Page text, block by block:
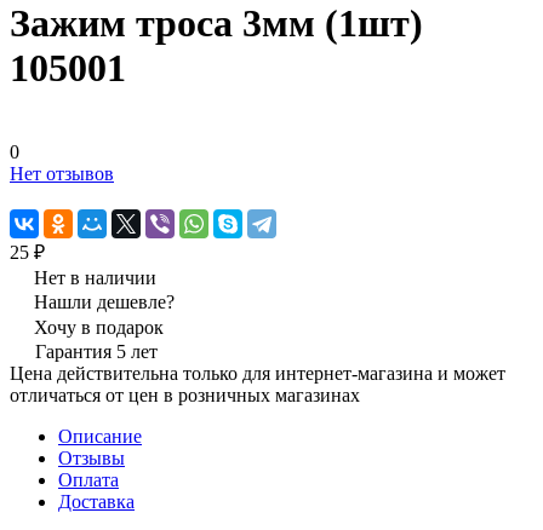
Зажим троса 3мм (1шт)
105001
0
Нет отзывов
25 ₽
Нет в наличии
Нашли дешевле?
Хочу в подарок
Гарантия 5 лет
Цена действительна только для интернет-магазина и может
отличаться от цен в розничных магазинах
Описание
Отзывы
Оплата
Доставка